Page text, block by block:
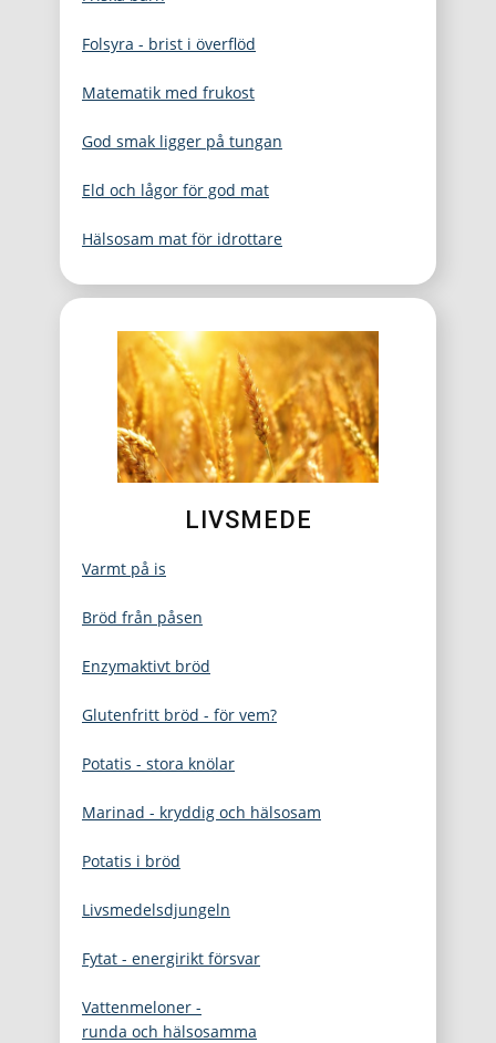
Folsyra - brist i överflöd
Matematik med frukost
God smak ligger på tungan
Eld och lågor för god mat
Hälsosam mat för idrottare
LIVSMEDE
Varmt på is
Bröd från påsen
Enzymaktivt bröd
Glutenfritt bröd - för vem?
Potatis - stora knölar
Marinad - kryddig och hälsosam
Potatis i bröd
Livsmedelsdjungeln
Fytat - energirikt försvar
Vattenmeloner -
runda och hälsosamma